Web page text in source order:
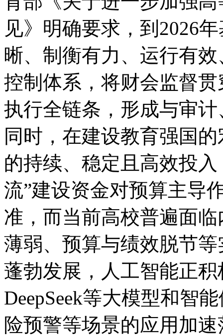
见》明确要求，到2026
晰、制衡有力、运行有
控制体系，将财会监督
执行全链条，形成与审
同时，在建设教育强国
的持续、稳定且高效投
流”建设资金对预算主导
准，而当前高校普遍面
薄弱、预算与绩效脱节
蓬勃发展，人工智能正
DeepSeek等大模型和智
险预警等场景的应用加